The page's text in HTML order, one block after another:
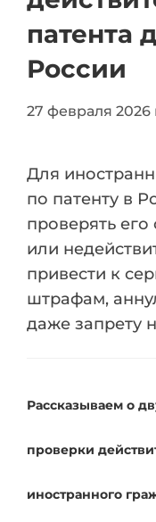
патента
России
27 февраля 2026
Для
по патенту в
проверять
или
привести к
штрафам,
даже запрету
Рассказываем о
проверки
иностранного